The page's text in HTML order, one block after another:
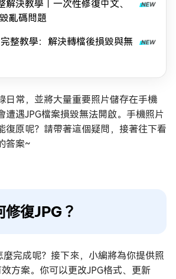
解決教學｜一次性修復中文、
亂碼問題
整教學：解決轉檔後損毀與無
日常，並將大量重要照片儲存在手機
遭遇JPG檔案損毀無法開啟。手機照片
復原呢？請帶著這個疑問，接著往下看
答案~
修復JPG？
麼完成呢？接下來，小編將為你提供照
方案。你可以更改JPG格式、更新